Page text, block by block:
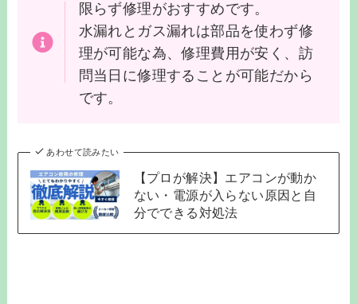
限らず修理がおすすめです。
水漏れとガス漏れは部品を使わず修
理が可能な為、修理費用が安く、訪
問当日に修理することが可能だから
です。
あわせて読みたい
【プロが解決】エアコンが動か
ない・電源が入らない原因と自
分でできる対処法